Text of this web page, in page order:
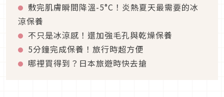
敷完肌膚瞬間降溫-5°C！炎熱夏天最需要的冰
涼保養
不只是冰涼感！還加強毛孔與乾燥保養
5分鐘完成保養！旅行時超方便
哪裡買得到？日本旅遊時快去搶